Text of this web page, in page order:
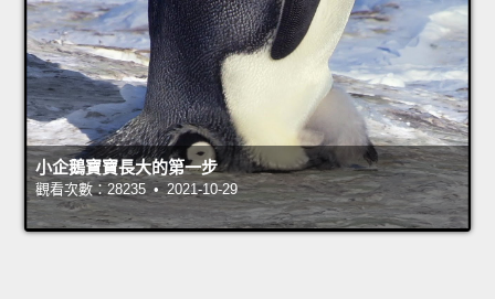
小企鵝寶寶長大的第一步
觀看次數：28235 • 2021-10-29